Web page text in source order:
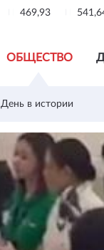
469,93
ОБЩЕСТВО
День в истории